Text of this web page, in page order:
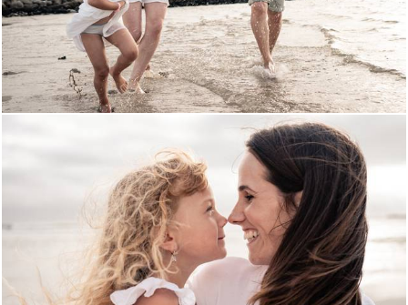
1482 0